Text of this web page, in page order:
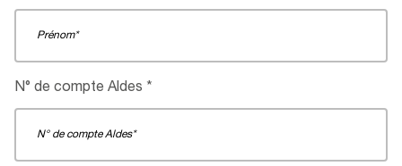
N° de compte Aldes